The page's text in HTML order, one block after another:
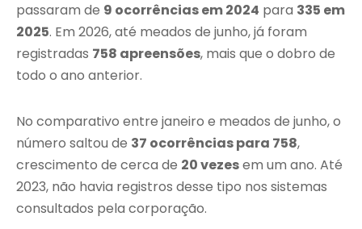
passaram de 9 ocorrências em 2024 para 335 em
2025. Em 2026, até meados de junho, já foram
registradas 758 apreensões, mais que o dobro de
todo o ano anterior.
No comparativo entre janeiro e meados de junho, o
número saltou de 37 ocorrências para 758,
crescimento de cerca de 20 vezesem um ano. Até
2023, não havia registros desse tipo nos sistemas
consultados pela corporação.